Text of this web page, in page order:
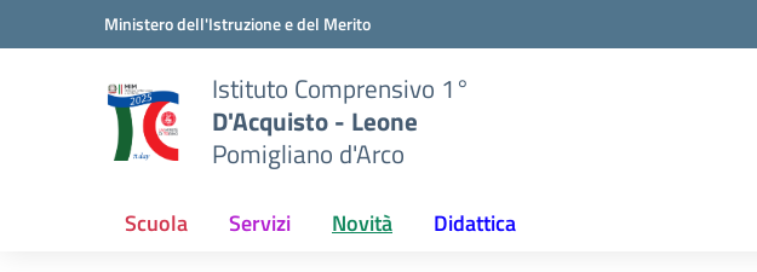
Vai ai contenuti
Vai al menu di navigazioneMinistero dell'Istruzione e del Merito
Istituto Comprensivo 1°
D'Acquisto - Leone
Pomigliano d'Arco
Scuola Servizi Novità Didattica